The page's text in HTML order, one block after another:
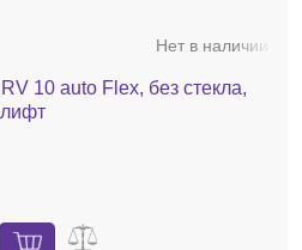
Нет в наличии
10 auto Flex, без стекла,